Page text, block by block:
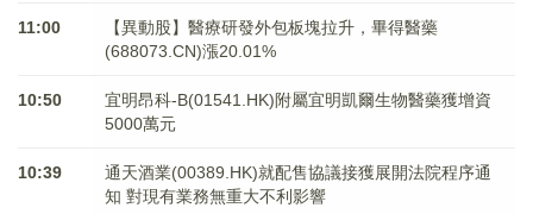
11:00
【異動股】醫療研發外包板塊拉升，畢得醫藥
(688073.CN)漲20.01%
10:50
宜明昂科-B(01541.HK)附屬宜明凱爾生物醫藥獲增資
5000萬元
10:39
通天酒業(00389.HK)就配售協議接獲展開法院程序通
知 對現有業務無重大不利影響